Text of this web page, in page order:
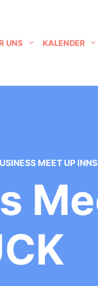
UNS KALENDER
MEET UP